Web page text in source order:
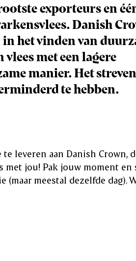
exporteurs en
Danish
het vinden van
met een lagere
manier. Het
te hebben.
leveren aan Danish Crown,
met jou! Pak jouw moment
meestal dezelfde dag).